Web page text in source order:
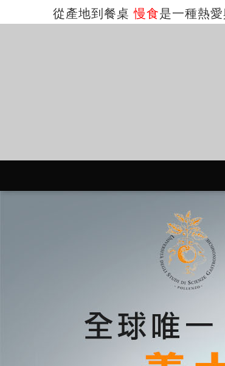
從產地到餐桌慢食是一種熱